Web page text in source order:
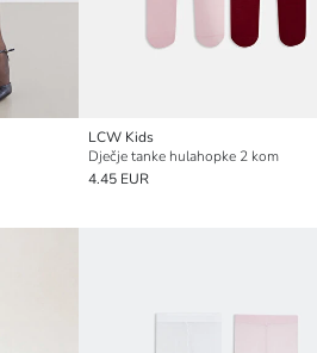
LCW Kids
Dječje tanke hulahopke 2 kom
4.45 EUR